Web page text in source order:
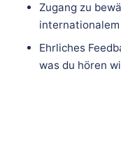
Zugang zu
Ehrliches
was du hören